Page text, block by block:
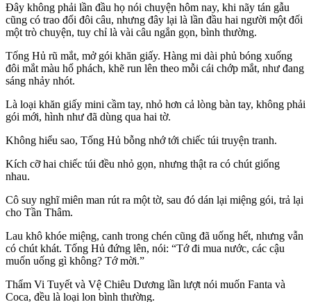
Đây không phải lần đầu họ nói chuyện hôm nay, khi nãy tán gẫu
cũng có trao đổi đôi câu, nhưng đây lại là lần đầu hai người một đối
một trò chuyện, tuy chỉ là vài câu ngắn gọn, bình thường.
Tống Hủ rũ mắt, mở gói khăn giấy. Hàng mi dài phủ bóng xuống
đôi mắt màu hổ phách, khẽ run lên theo mỗi cái chớp mắt, như đang
sáng nhảy nhót.
Là loại khăn giấy mini cầm tay, nhỏ hơn cả lòng bàn tay, không phải
gói mới, hình như đã dùng qua hai tờ.
Không hiểu sao, Tống Hủ bỗng nhớ tới chiếc túi truyện tranh.
Kích cỡ hai chiếc túi đều nhỏ gọn, nhưng thật ra có chút giống
nhau.
Cô suy nghĩ miên man rút ra một tờ, sau đó dán lại miệng gói, trả lại
cho Tần Thâm.
Lau khô khóe miệng, canh trong chén cũng đã uống hết, nhưng vẫn
có chút khát. Tống Hủ đứng lên, nói: “Tớ đi mua nước, các cậu
muốn uống gì không? Tớ mời.”
Thẩm Vi Tuyết và Vệ Chiêu Dương lần lượt nói muốn Fanta và
Coca, đều là loại lon bình thường.